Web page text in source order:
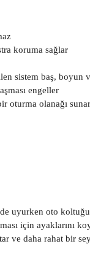
koruma sağlar
sistem baş,
engeller
oturma olanağı sunar
uyurken oto
için ayaklarını
ve daha rahat bir